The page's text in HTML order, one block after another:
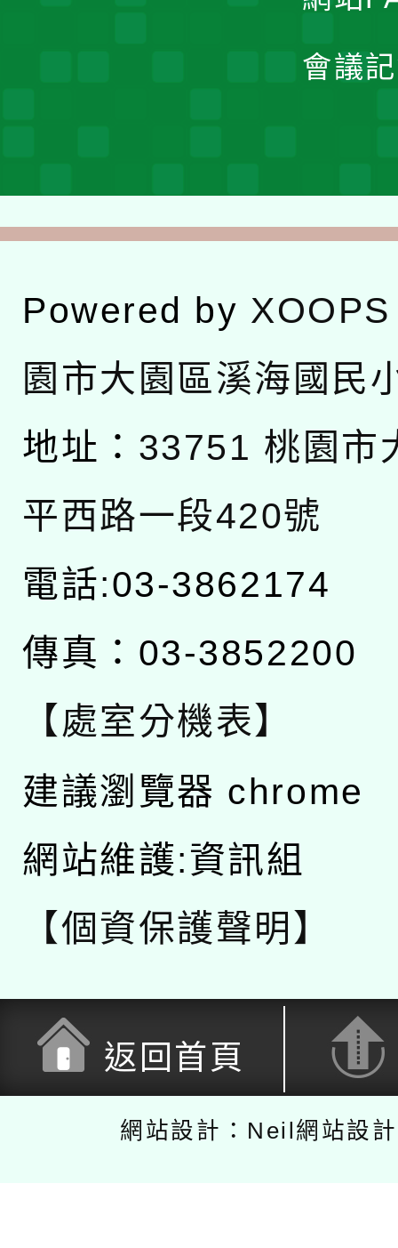
會議
Powered by XOOPS
園市大園區溪海國民
地址： 33751 桃園市
平西路一段420號
電話:03-3862174
傳真：03-3852200
【處室分機表】
建議瀏覽器 chrome
網站維護:資訊組
【個資保護聲明】
返回首頁
網站設計：Neil網站設